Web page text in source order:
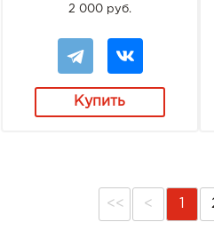
2 000 руб.
Купить
<< <